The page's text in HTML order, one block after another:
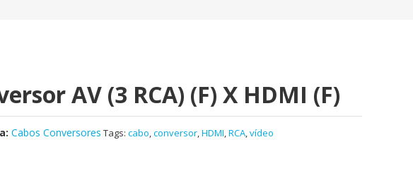
AV (3 RCA) (F) X HDMI (F)
Cabos Conversores Tags: cabo,conversor,HDMI,RCA,vídeo